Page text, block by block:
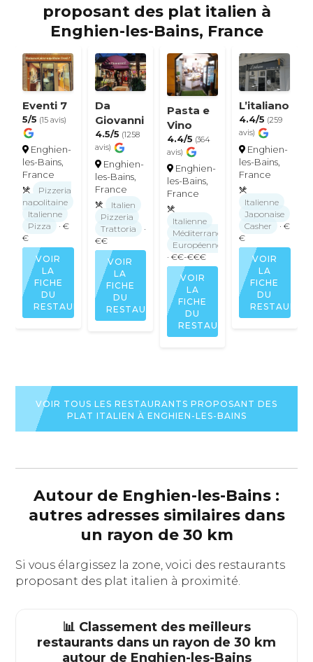
proposant des plat italien à
Enghien-les-Bains, France
Eventi 7
5/5 (15 avis)
Enghien-
les-Bains,
France
Pizzeria
napolitaine
Italienne
Pizza
· €
€
VOIR
LA
FICHE
DU
RESTAURANT
Da
Giovanni
4.5/5 (1258
avis)
Enghien-
les-Bains,
France
Italien
Pizzeria
Trattoria
·
€€
VOIR
LA
FICHE
DU
RESTAURANT
Pasta e
Vino
4.4/5 (364
avis)
Enghien-
les-Bains,
France
Italienne
Méditerranéenne
Européenne
· €€-€€€
VOIR
LA
FICHE
DU
RESTAURANT
L’italiano
4.4/5 (259
avis)
Enghien-
les-Bains,
France
Italienne
Japonaise
Casher
· €
€
VOIR
LA
FICHE
DU
VOIR TOUS LES RESTAURANTS PROPOSANT DES
PLAT ITALIEN À ENGHIEN-LES-BAINS
Autour de Enghien-les-Bains :
autres adresses similaires dans
un rayon de 30 km
Si vous élargissez la zone, voici des restaurants
proposant des plat italien à proximité.
📊 Classement des meilleurs
restaurants dans un rayon de 30 km
autour de Enghien-les-Bains